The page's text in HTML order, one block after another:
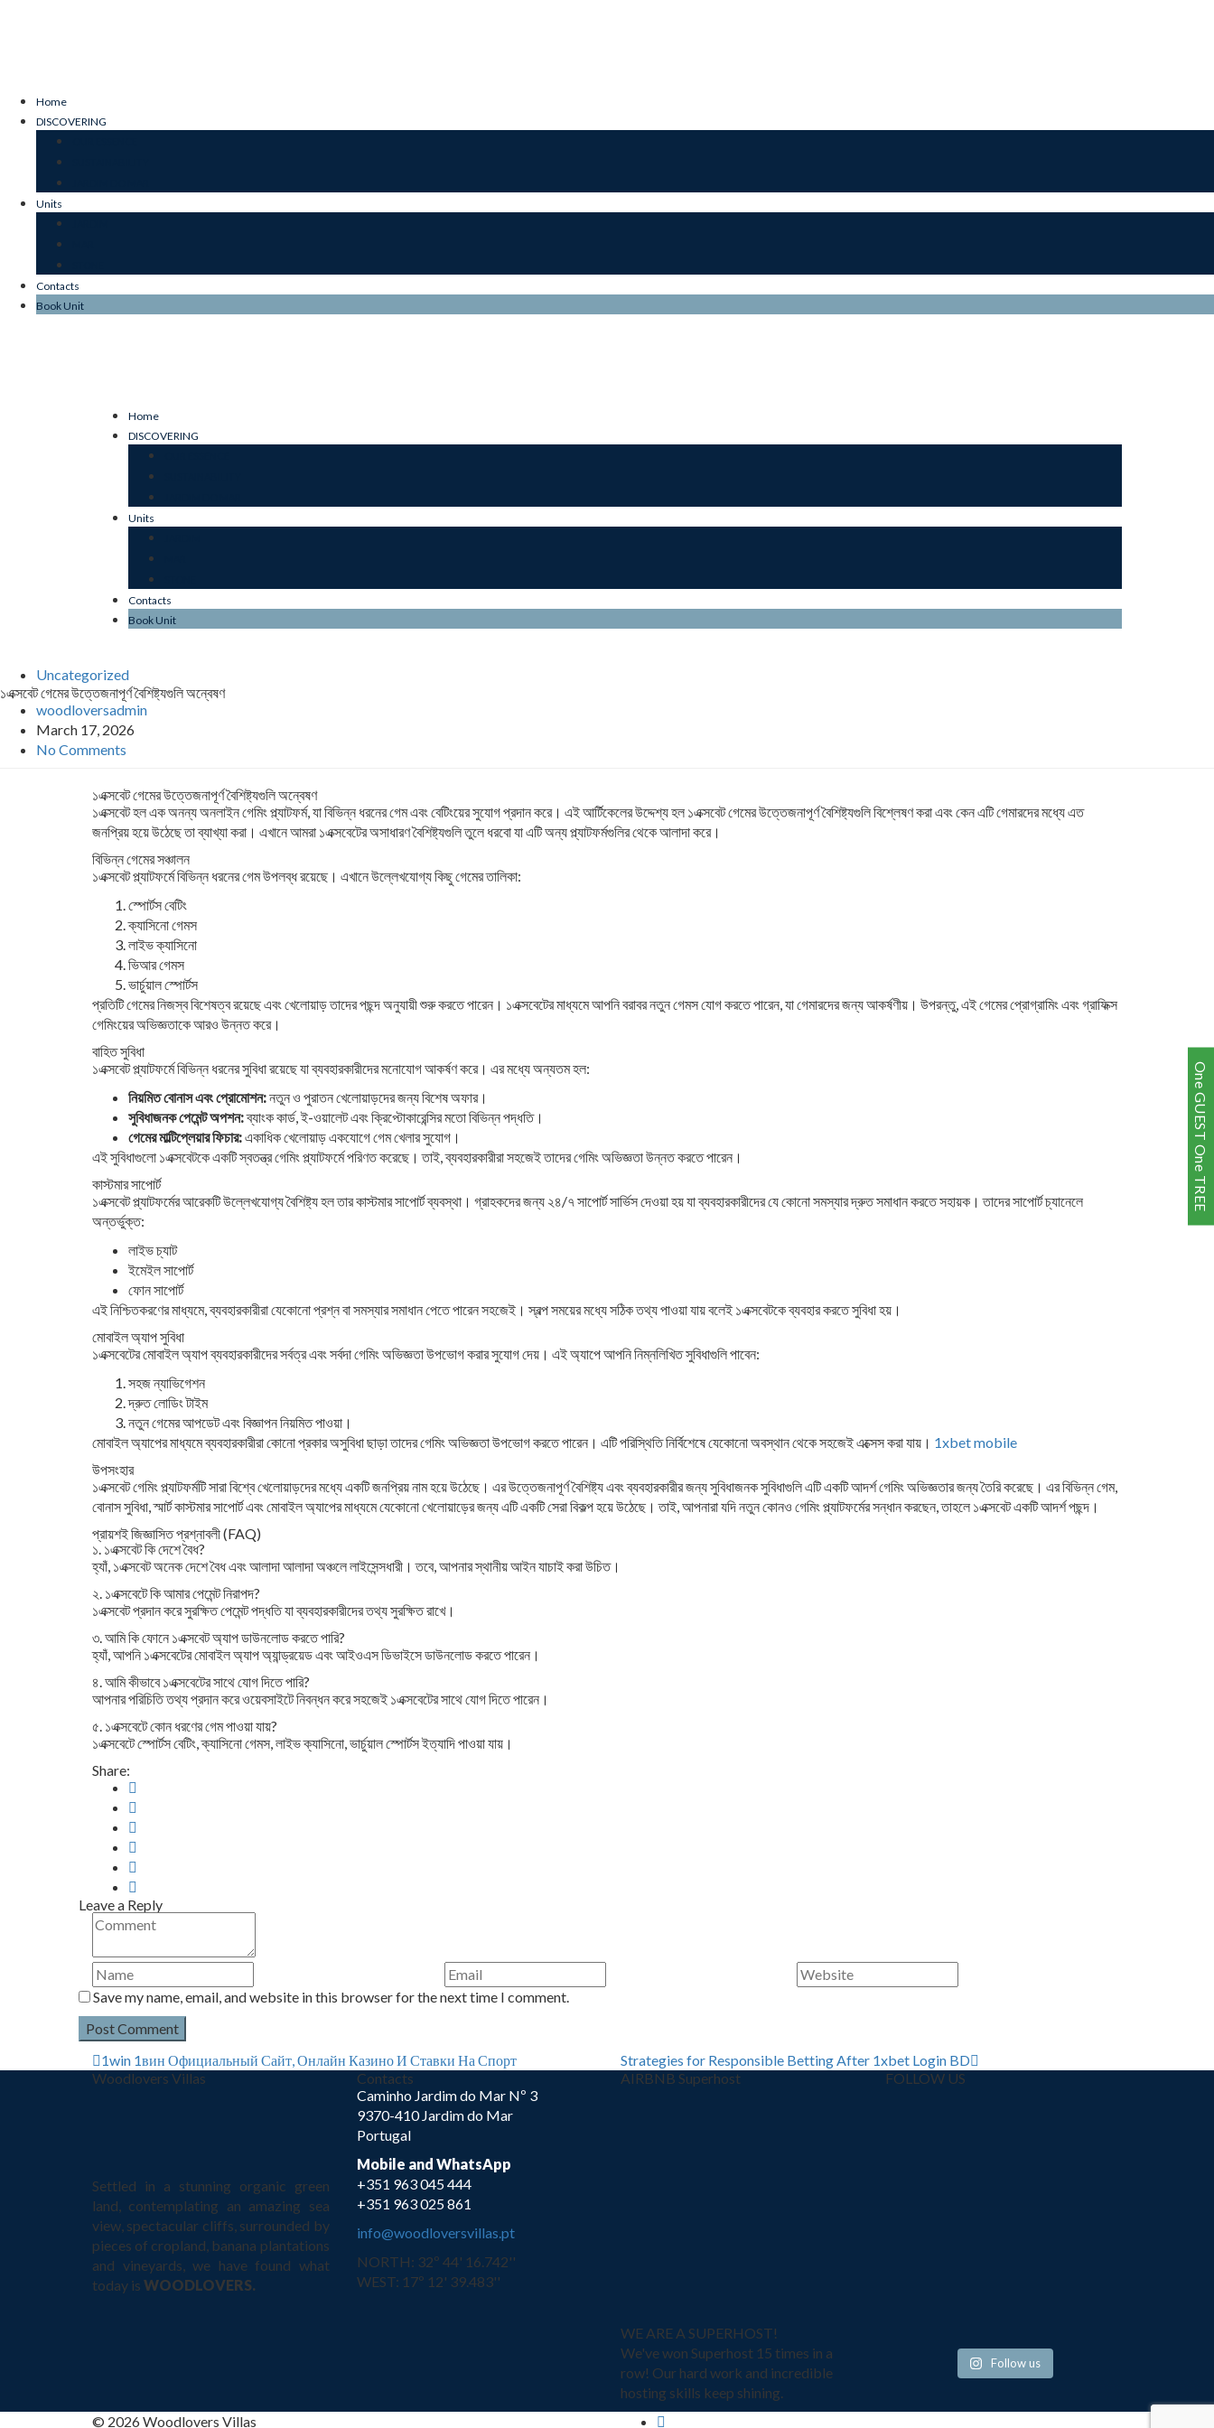
Home
DISCOVERING
Units
Contacts
Book Unit
Home
DISCOVERING
Units
Contacts
Book Unit
Uncategorized
১এক্সবেট গেমের উত্তেজনাপূর্ণ বৈশিষ্ট্যগুলি অন্বেষণ
woodloversadmin
March 17, 2026
No Comments
১এক্সবেট গেমের উত্তেজনাপূর্ণ বৈশিষ্ট্যগুলি অন্বেষণ
১এক্সবেট হল এক অনন্য অনলাইন গেমিং প্ল্যাটফর্ম, যা বিভিন্ন ধরনের গেম এবং বেটিংয়ের সুযোগ প্রদান করে। এই আর্টিকেলের উদ্দেশ্য হল ১এক্সবেট গেমের উত্তেজনাপূর্ণ বৈশিষ্ট্যগুলি বিশ্লেষণ করা এবং কেন এটি গেমারদের মধ্যে এত
জনপ্রিয় হয়ে উঠেছে তা ব্যাখ্যা করা। এখানে আমরা ১এক্সবেটের অসাধারণ বৈশিষ্ট্যগুলি তুলে ধরবো যা এটি অন্য প্ল্যাটফর্মগুলির থেকে আলাদা করে।
বিভিন্ন গেমের সঞ্চালন
১এক্সবেট প্ল্যাটফর্মে বিভিন্ন ধরনের গেম উপলব্ধ রয়েছে। এখানে উল্লেখযোগ্য কিছু গেমের তালিকা:
স্পোর্টস বেটিং
ক্যাসিনো গেমস
লাইভ ক্যাসিনো
ভিআর গেমস
ভার্চুয়াল স্পোর্টস
প্রতিটি গেমের নিজস্ব বিশেষত্ব রয়েছে এবং খেলোয়াড় তাদের পছন্দ অনুযায়ী শুরু করতে পারেন। ১এক্সবেটের মাধ্যমে আপনি বরাবর নতুন গেমস যোগ করতে পারেন, যা গেমারদের জন্য আকর্ষণীয়। উপরন্তু, এই গেমের প্রোগ্রামিং এবং গ্রাফিক্স
গেমিংয়ের অভিজ্ঞতাকে আরও উন্নত করে।
বাহিত সুবিধা
১এক্সবেট প্ল্যাটফর্মে বিভিন্ন ধরনের সুবিধা রয়েছে যা ব্যবহারকারীদের মনোযোগ আকর্ষণ করে। এর মধ্যে অন্যতম হল:
নিয়মিত বোনাস এবং প্রোমোশন:নতুন ও পুরাতন খেলোয়াড়দের জন্য বিশেষ অফার।
সুবিধাজনক পেমেন্ট অপশন:ব্যাংক কার্ড, ই-ওয়ালেট এবং ক্রিপ্টোকারেন্সির মতো বিভিন্ন পদ্ধতি।
গেমের মাল্টিপ্লেয়ার ফিচার:একাধিক খেলোয়াড় একযোগে গেম খেলার সুযোগ।
এই সুবিধাগুলো ১এক্সবেটকে একটি স্বতন্ত্র গেমিং প্ল্যাটফর্মে পরিণত করেছে। তাই, ব্যবহারকারীরা সহজেই তাদের গেমিং অভিজ্ঞতা উন্নত করতে পারেন।
কাস্টমার সাপোর্ট
১এক্সবেট প্ল্যাটফর্মের আরেকটি উল্লেখযোগ্য বৈশিষ্ট্য হল তার কাস্টমার সাপোর্ট ব্যবস্থা। গ্রাহকদের জন্য ২৪/৭ সাপোর্ট সার্ভিস দেওয়া হয় যা ব্যবহারকারীদের যে কোনো সমস্যার দ্রুত সমাধান করতে সহায়ক। তাদের সাপোর্ট চ্যানেলে
অন্তর্ভুক্ত:
লাইভ চ্যাট
ইমেইল সাপোর্ট
ফোন সাপোর্ট
এই নিশ্চিতকরণের মাধ্যমে, ব্যবহারকারীরা যেকোনো প্রশ্ন বা সমস্যার সমাধান পেতে পারেন সহজেই। স্বল্প সময়ের মধ্যে সঠিক তথ্য পাওয়া যায় বলেই ১এক্সবেটকে ব্যবহার করতে সুবিধা হয়।
মোবাইল অ্যাপ সুবিধা
১এক্সবেটের মোবাইল অ্যাপ ব্যবহারকারীদের সর্বত্র এবং সর্বদা গেমিং অভিজ্ঞতা উপভোগ করার সুযোগ দেয়। এই অ্যাপে আপনি নিম্নলিখিত সুবিধাগুলি পাবেন:
সহজ ন্যাভিগেশন
দ্রুত লোডিং টাইম
নতুন গেমের আপডেট এবং বিজ্ঞাপন নিয়মিত পাওয়া।
মোবাইল অ্যাপের মাধ্যমে ব্যবহারকারীরা কোনো প্রকার অসুবিধা ছাড়া তাদের গেমিং অভিজ্ঞতা উপভোগ করতে পারেন। এটি পরিস্থিতি নির্বিশেষে যেকোনো অবস্থান থেকে সহজেই এক্সেস করা যায়। 1xbet mobile
উপসংহার
১এক্সবেট গেমিং প্ল্যাটফর্মটি সারা বিশ্বে খেলোয়াড়দের মধ্যে একটি জনপ্রিয় নাম হয়ে উঠেছে। এর উত্তেজনাপূর্ণ বৈশিষ্ট্য এবং ব্যবহারকারীর জন্য সুবিধাজনক সুবিধাগুলি এটি একটি আদর্শ গেমিং অভিজ্ঞতার জন্য তৈরি করেছে। এর বিভিন্ন গেম,
বোনাস সুবিধা, স্মার্ট কাস্টমার সাপোর্ট এবং মোবাইল অ্যাপের মাধ্যমে যেকোনো খেলোয়াড়ের জন্য এটি একটি সেরা বিকল্প হয়ে উঠেছে। তাই, আপনারা যদি নতুন কোনও গেমিং প্ল্যাটফর্মের সন্ধান করছেন, তাহলে ১এক্সবেট একটি আদর্শ পছন্দ।
প্রায়শই জিজ্ঞাসিত প্রশ্নাবলী (FAQ)
১. ১এক্সবেট কি দেশে বৈধ?
হ্যাঁ, ১এক্সবেট অনেক দেশে বৈধ এবং আলাদা আলাদা অঞ্চলে লাইসেন্সধারী। তবে, আপনার স্থানীয় আইন যাচাই করা উচিত।
২. ১এক্সবেটে কি আমার পেমেন্ট নিরাপদ?
১এক্সবেট প্রদান করে সুরক্ষিত পেমেন্ট পদ্ধতি যা ব্যবহারকারীদের তথ্য সুরক্ষিত রাখে।
৩. আমি কি ফোনে ১এক্সবেট অ্যাপ ডাউনলোড করতে পারি?
হ্যাঁ, আপনি ১এক্সবেটের মোবাইল অ্যাপ অ্যান্ড্রয়েড এবং আইওএস ডিভাইসে ডাউনলোড করতে পারেন।
৪. আমি কীভাবে ১এক্সবেটের সাথে যোগ দিতে পারি?
আপনার পরিচিতি তথ্য প্রদান করে ওয়েবসাইটে নিবন্ধন করে সহজেই ১এক্সবেটের সাথে যোগ দিতে পারেন।
৫. ১এক্সবেটে কোন ধরণের গেম পাওয়া যায়?
১এক্সবেটে স্পোর্টস বেটিং, ক্যাসিনো গেমস, লাইভ ক্যাসিনো, ভার্চুয়াল স্পোর্টস ইত্যাদি পাওয়া যায়।
Share:
Leave a Reply
Save my name, email, and website in this browser for the next time I comment.
1win 1вин Официальный Сайт, Онлайн Казино И Ставки На Спорт
Strategies for Responsible Betting After 1xbet Login BD
Woodlovers Villas
Settled in a stunning organic green
land, contemplating an amazing sea
view, spectacular cliffs, surrounded by
pieces of cropland, banana plantations
and vineyards, we have found what
today is WOODLOVERS.
Contacts
Caminho Jardim do Mar Nº 3
9370-410 Jardim do Mar
Portugal
Mobile and WhatsApp
+351 963 045 444
+351 963 025 861
info@woodloversvillas.pt
NORTH: 32º 44' 16.742''
WEST: 17º 12' 39.483''
AIRBNB Superhost
WE ARE A SUPERHOST!
We've won Superhost 15 times in a
row! Our hard work and incredible
hosting skills keep shining.
FOLLOW US
Follow us
© 2026 Woodlovers Villas
One GUEST One TREE